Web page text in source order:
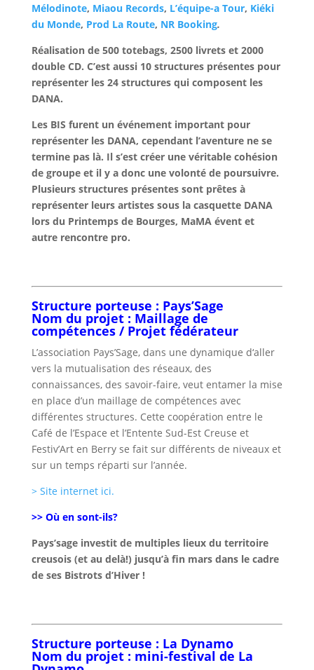
Mélodinote, Miaou Records, L’équipe-a Tour, Kiéki
du Monde, Prod La Route, NR Booking.
Réalisation de 500 totebags, 2500 livrets et 2000
double CD. C’est aussi 10 structures présentes pour
représenter les 24 structures qui composent les
DANA.
Les BIS furent un événement important pour
représenter les DANA, cependant l’aventure ne se
termine pas là. Il s’est créer une véritable cohésion
de groupe et il y a donc une volonté de poursuivre.
Plusieurs structures présentes sont prêtes à
représenter leurs artistes sous la casquette DANA
lors du Printemps de Bourges, MaMA évent et
autre rencontre pro.
Structure porteuse : Pays’Sage
Nom du projet : Maillage de
compétences / Projet fédérateur
L’association Pays’Sage, dans une dynamique d‘aller
vers la mutualisation des réseaux, des
connaissances, des savoir-faire, veut entamer la mise
en place d’un maillage de compétences avec
différentes structures. Cette coopération entre le
Café de l’Espace et l’Entente Sud-Est Creuse et
Festiv’Art en Berry se fait sur différents de niveaux et
sur un temps réparti sur l’année.
> Site internet ici.
>> Où en sont-ils?
Pays’sage investit de multiples lieux du territoire
creusois (et au delà!) jusqu’à fin mars dans le cadre
de ses Bistrots d’Hiver !
Structure porteuse : La Dynamo
Nom du projet : mini-festival de La